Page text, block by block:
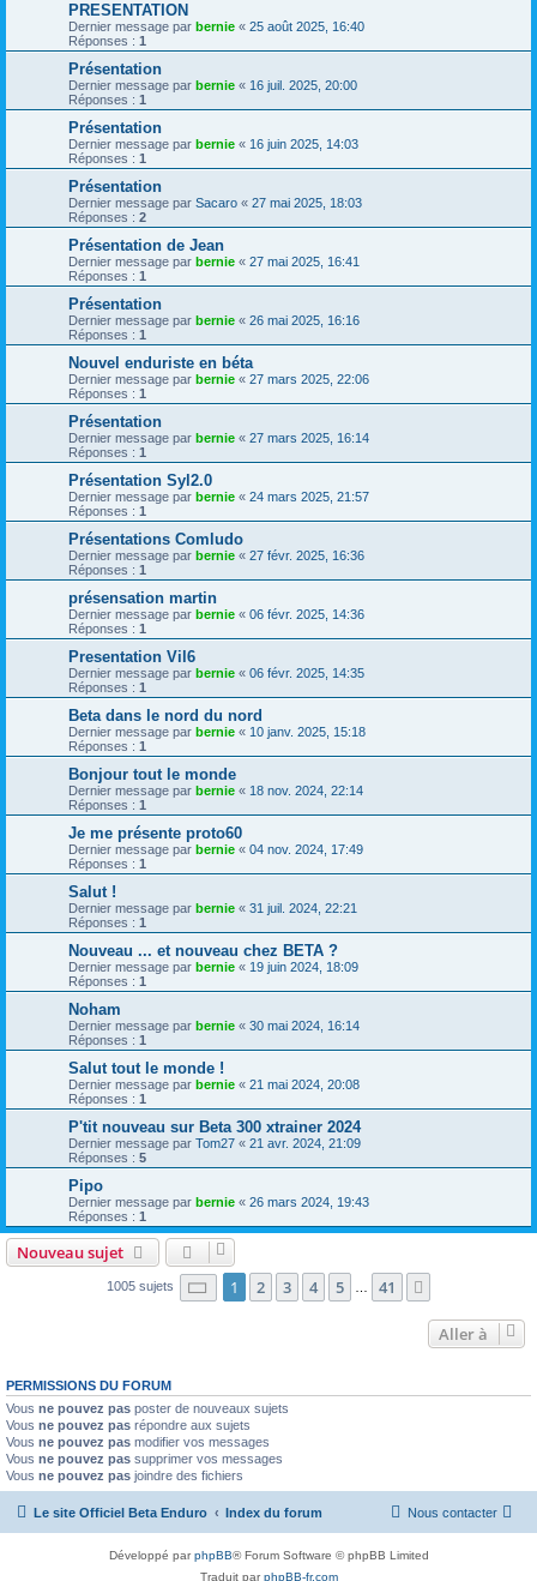
PRESENTATION
Dernier message par bernie « 25 août 2025, 16:40
Réponses : 1
Présentation
Dernier message par bernie « 16 juil. 2025, 20:00
Réponses : 1
Présentation
Dernier message par bernie « 16 juin 2025, 14:03
Réponses : 1
Présentation
Dernier message par Sacaro « 27 mai 2025, 18:03
Réponses : 2
Présentation de Jean
Dernier message par bernie « 27 mai 2025, 16:41
Réponses : 1
Présentation
Dernier message par bernie « 26 mai 2025, 16:16
Réponses : 1
Nouvel enduriste en béta
Dernier message par bernie « 27 mars 2025, 22:06
Réponses : 1
Présentation
Dernier message par bernie « 27 mars 2025, 16:14
Réponses : 1
Présentation Syl2.0
Dernier message par bernie « 24 mars 2025, 21:57
Réponses : 1
Présentations Comludo
Dernier message par bernie « 27 févr. 2025, 16:36
Réponses : 1
présensation martin
Dernier message par bernie « 06 févr. 2025, 14:36
Réponses : 1
Presentation Vil6
Dernier message par bernie « 06 févr. 2025, 14:35
Réponses : 1
Beta dans le nord du nord
Dernier message par bernie « 10 janv. 2025, 15:18
Réponses : 1
Bonjour tout le monde
Dernier message par bernie « 18 nov. 2024, 22:14
Réponses : 1
Je me présente proto60
Dernier message par bernie « 04 nov. 2024, 17:49
Réponses : 1
Salut !
Dernier message par bernie « 31 juil. 2024, 22:21
Réponses : 1
Nouveau ... et nouveau chez BETA ?
Dernier message par bernie « 19 juin 2024, 18:09
Réponses : 1
Noham
Dernier message par bernie « 30 mai 2024, 16:14
Réponses : 1
Salut tout le monde !
Dernier message par bernie « 21 mai 2024, 20:08
Réponses : 1
P'tit nouveau sur Beta 300 xtrainer 2024
Dernier message par Tom27 « 21 avr. 2024, 21:09
Réponses : 5
Pipo
Dernier message par bernie « 26 mars 2024, 19:43
Réponses : 1
Nouveau sujet
1005 sujets Page 1sur41
1 2 3 4 5 41
Aller à
PERMISSIONS DU FORUM
Vous ne pouvez pas poster de nouveaux sujets
Vous ne pouvez pas répondre aux sujets
Vous ne pouvez pas modifier vos messages
Vous ne pouvez pas supprimer vos messages
Vous ne pouvez pas joindre des fichiers
Le site Officiel Beta Enduro Index du forum Nous contacter
Développé parphpBB® Forum Software © phpBB Limited
Traduit parphpBB-fr.com